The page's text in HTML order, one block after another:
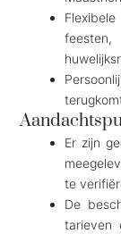
Er zijn
te
De
tarieven